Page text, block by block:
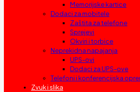
Memorijske kartice
Dodaci za mobitele
Zaštita za telefone
Sprejevi
Okviri i torbice
Neprekidna napajanja
UPS-ovi
Dodaci za UPS-ove
Telefoni i konferencijska
Zvuk i slika